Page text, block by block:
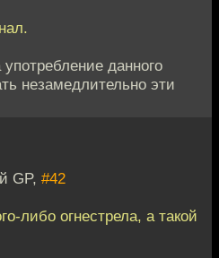
данного
незамедлительно эти
GP, #42
либо огнестрела, а такой